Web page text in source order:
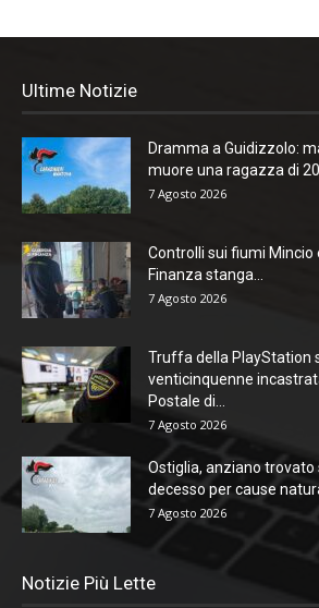
Ultime Notizie
Dramma a Guidizzolo:
muore una ragazza di
7 Agosto 2026
Controlli sui fiumi Mincio
Finanza stanga...
7 Agosto 2026
Truffa della PlayStation
venticinquenne
Postale di...
7 Agosto 2026
Ostiglia, anziano trovato
decesso per cause
7 Agosto 2026
Notizie Più Lette